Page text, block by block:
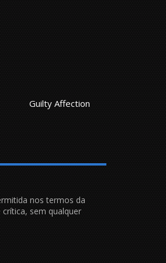
Affection Bokura no
nos termos da
sem qualquer